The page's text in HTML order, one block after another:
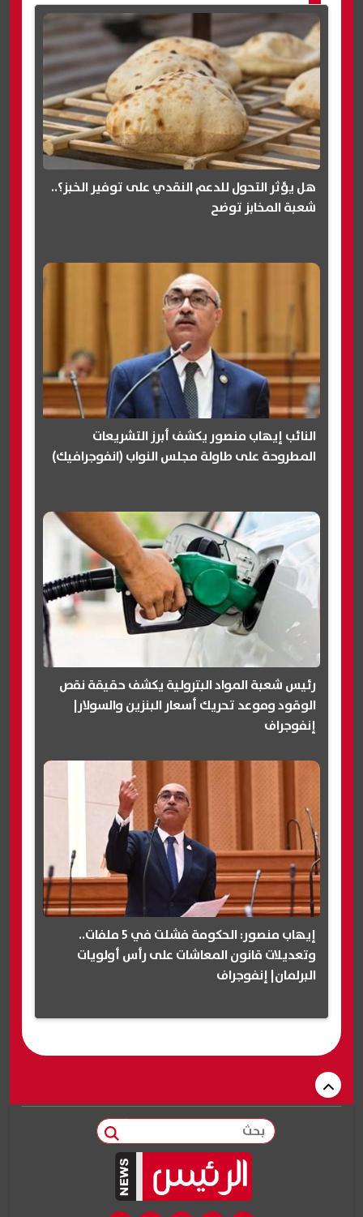
هل يؤثر التحول للدعم النقدي على توفير الخبز؟..
شعبة المخابز توضح
النائب إيهاب منصور يكشف أبرز التشريعات
المطروحة على طاولة مجلس النواب (انفوجرافيك)
رئيس شعبة المواد البترولية يكشف حقيقة نقص
الوقود وموعد تحريك أسعار البنزين والسولار|
إنفوجراف
إيهاب منصور: الحكومة فشلت في 5 ملفات..
وتعديلات قانون المعاشات على رأس أولويات
البرلمان| إنفوجراف
بحث